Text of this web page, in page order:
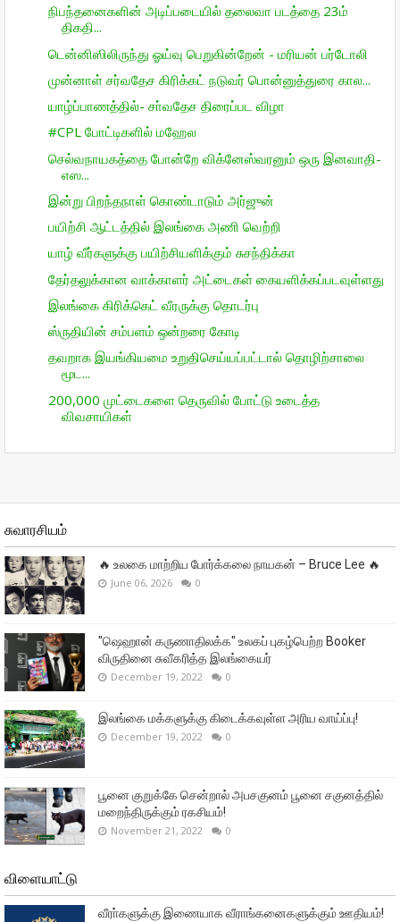
நிபந்தனைகளின் அடிப்படையில் தலைவா படத்தை 23ம்
திகதி...
டென்னிஸிலிருந்து ஓய்வு பெறுகின்றேன் - மரியன் பர்டோலி
முன்னாள் சர்வதேச கிரிக்கட் நடுவர் பொன்னுத்துரை கால...
யாழ்ப்பாணத்தில்- சா்வதேச திரைப்பட விழா
#CPL போட்டிகளில் மஹேல
செல்வநாயகத்தை போன்றே விக்னேஸ்வரனும் ஒரு இனவாதி-
எஸ...
இன்று பிறந்தநாள் கொண்டாடும் அர்ஜுன்
பயிற்சி ஆட்டத்தில் இலங்கை அணி வெற்றி
யாழ் வீர்களுக்கு பயிற்சியளிக்கும் சுசந்திக்கா
தேர்தலுக்கான வாக்காளர் அட்டைகள் கையளிக்கப்படவுள்ளது
இலங்கை கிரிக்கெட் வீரருக்கு தொடர்பு
ஸ்ருதியின் சம்பளம் ஒன்றரை கோடி
தவறாக இயங்கியமை உறுதிசெய்யப்பட்டால் தொழிற்சாலை
மூட...
200,000 முட்டைகளை தெருவில் போட்டு உடைத்த
விவசாயிகள்
சுவாரசியம்
🔥 உலகை மாற்றிய போர்க்கலை நாயகன் – Bruce Lee 🔥
June 06, 2026 0
"ஷெஹான் கருணாதிலக்க" உலகப் புகழ்பெற்ற Booker
விருதினை சுவீகரித்த இலங்கையர்
December 19, 2022 0
இலங்கை மக்களுக்கு கிடைக்கவுள்ள அரிய வாய்ப்பு!
December 19, 2022 0
பூனை குறுக்கே சென்றால் அபசகுனம் பூனை சகுனத்தில்
மறைந்திருக்கும் ரகசியம்!
November 21, 2022 0
விளையாட்டு
வீரா்களுக்கு இணையாக வீராங்கனைகளுக்கும் ஊதியம்!